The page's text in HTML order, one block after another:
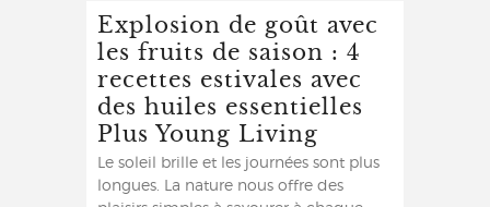
Explosion de goût avec
les fruits de saison : 4
recettes estivales avec
des huiles essentielles
Plus Young Living
Le soleil brille et les journées sont plus
longues. La nature nous offre des